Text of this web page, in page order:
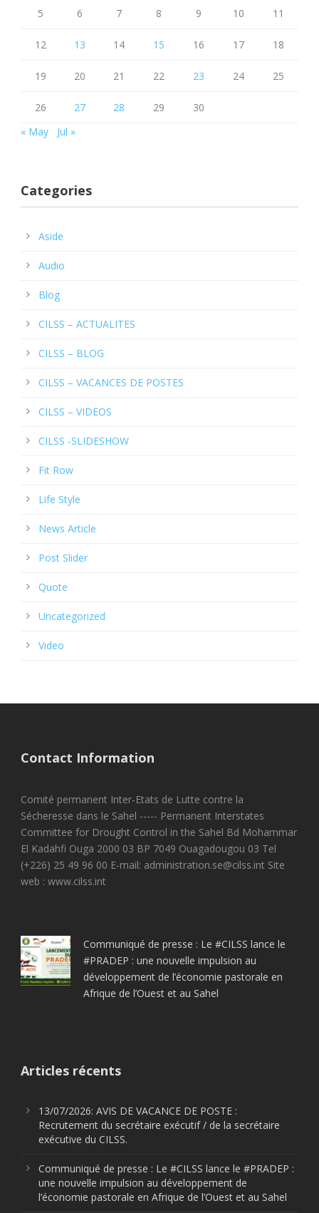
5 6 7 8 9 10 11
12 13 14 15 16 17 18
19 20 21 22 23 24 25
26 27 28 29
30
« May
Jul »
Categories
Aside
Audio
Blog
CILSS – ACTUALITES
CILSS – BLOG
CILSS – VACANCES DE POSTES
CILSS – VIDEOS
CILSS -SLIDESHOW
Fit Row
Life Style
News Article
Post Slider
Quote
Uncategorized
Video
Contact Information
Comité permanent Inter-Etats de Lutte contre la
Sécheresse dans le Sahel ----- Permanent Interstates
Committee for Drought Control in the Sahel Bd Mohammar
El Kadahfi Ouga 2000 03 BP 7049 Ouagadougou 03 Tel
(+226) 25 49 96 00 E-mail: administration.se@cilss.int Site
web : www.cilss.int
Communiqué de presse : Le #CILSS lance le
#PRADEP : une nouvelle impulsion au
développement de l’économie pastorale en
Afrique de l’Ouest et au Sahel
Articles récents
13/07/2026: AVIS DE VACANCE DE POSTE :
Recrutement du secrétaire exécutif / de la secrétaire
exécutive du CILSS.
Communiqué de presse : Le #CILSS lance le #PRADEP :
une nouvelle impulsion au développement de
l’économie pastorale en Afrique de l’Ouest et au Sahel